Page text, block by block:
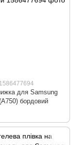
для Samsung
бордовий